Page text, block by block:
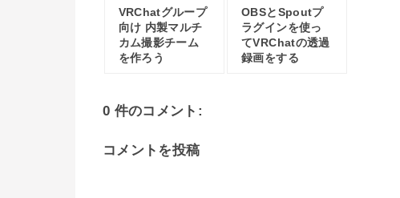
VRChatグループ
向け 内製マルチ
カム撮影チーム
を作ろう
OBSとSpoutプ
ラグインを使っ
てVRChatの透過
録画をする
0 件のコメント:
コメントを投稿